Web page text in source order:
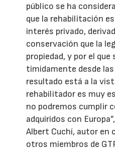
público se ha
que la rehabilitación
interés privado,
conservación que la
propiedad, y por el que
tímidamente desde
resultado está a la
rehabilitador es muy
no podremos cumplir
adquiridos con
Albert Cuchí, autor en
otros miembros de